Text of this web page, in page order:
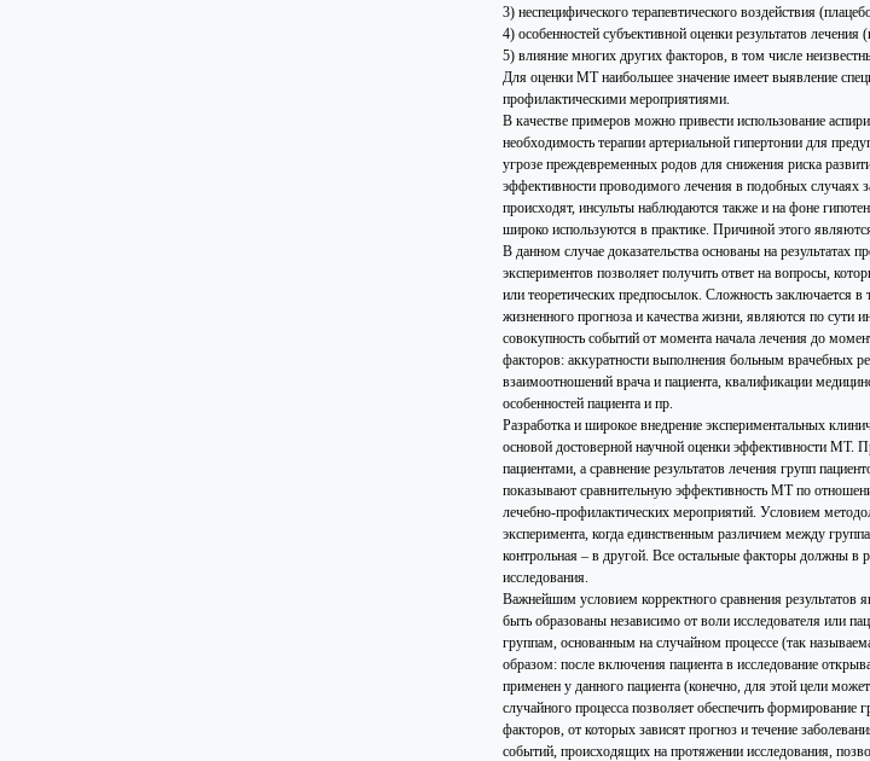
3) неспецифического терапевтического воздействия
4) особенностей субъективной оценки результатов
5) влияние многих других факторов, в том числе
Для оценки МТ наибольшее значение имеет выявление
профилактическими мероприятиями.
В качестве примеров можно привести использование
необходимость терапии артериальной гипертонии для
угрозе преждевременных родов для снижения риска
эффективности проводимого лечения в подобных случаях
происходят, инсульты наблюдаются также и на фоне
широко используются в практике. Причиной этого
В данном случае доказательства основаны на
экспериментов позволяет получить ответ на вопросы,
или теоретических предпосылок. Сложность заключается
жизненного прогноза и качества жизни, являются по
совокупность событий от момента начала лечения до
факторов: аккуратности выполнения больным врачебных
взаимоотношений врача и пациента, квалификации
особенностей пациента и пр.
Разработка и широкое внедрение экспериментальных
основой достоверной научной оценки эффективности МТ.
пациентами, а сравнение результатов лечения групп
показывают сравнительную эффективность МТ по
лечебно-профилактических мероприятий. Условием
эксперимента, когда единственным различием между
контрольная – в другой. Все остальные факторы должны в
исследования.
Важнейшим условием корректного сравнения
быть образованы независимо от воли исследователя или
группам, основанным на случайном процессе (так
образом: после включения пациента в исследование
применен у данного пациента (конечно, для этой цели
случайного процесса позволяет обеспечить формирование
факторов, от которых зависят прогноз и течение
событий, происходящих на протяжении исследования,